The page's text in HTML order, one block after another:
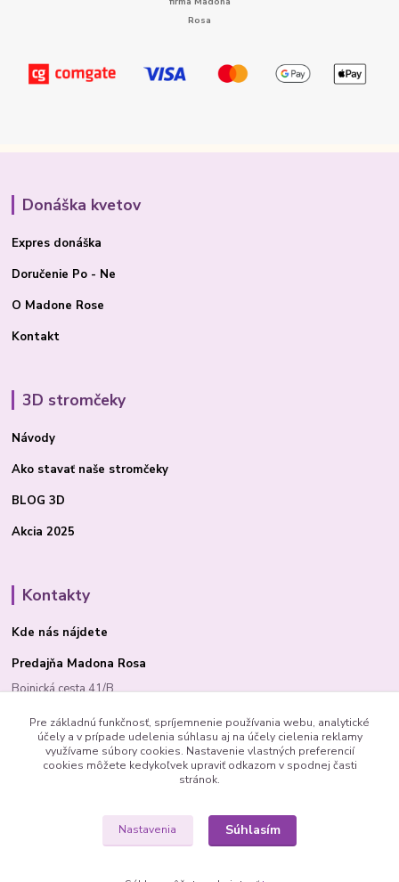
Donáška kvetov
Expres donáška
Doručenie Po - Ne
O Madone Rose
Kontakt
3D stromčeky
Návody
Ako stavať naše stromčeky
BLOG 3D
Akcia 2025
Kontakty
Kde nás nájdete
Predajňa Madona Rosa
Bojnická cesta 41/B
PRIEVIDZA 97101
Pre základnú funkčnosť, spríjemnenie používania webu, analytické
účely a v prípade udelenia súhlasu aj na účely cielenia reklamy
využívame súbory cookies. Nastavenie vlastných preferencií
cookies môžete kedykoľvek upraviť odkazom v spodnej časti
stránok.
Nastavenia Súhlasím